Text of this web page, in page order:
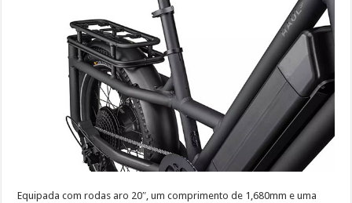
Equipada com rodas aro 20″, um comprimento de 1,680mm e uma